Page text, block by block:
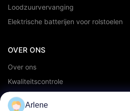
Loodzuurvervanging
Elektrische batterijen voor rolstoelen
OVER ONS
Over ons
Kwaliteitscontrole
OEM/ODM-service
Arlene